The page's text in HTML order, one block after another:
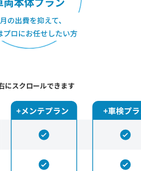
にスクロールできます